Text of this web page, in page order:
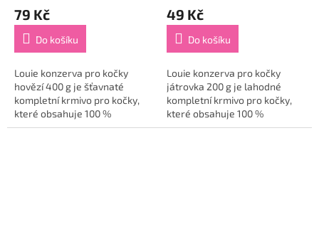
79 Kč
Do košíku
Louie konzerva pro kočky
hovězí 400 g je šťavnaté
kompletní krmivo pro kočky,
které obsahuje 100 %
hovězího masa v pevné složce
49 Kč
Do košíku
Louie konzerva pro kočky
játrovka 200 g je lahodné
kompletní krmivo pro kočky,
které obsahuje 100 %
hovězích a vepřových jater v